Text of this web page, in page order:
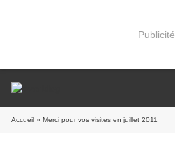
Publicité
Accueil » Merci pour vos visites en juillet 2011